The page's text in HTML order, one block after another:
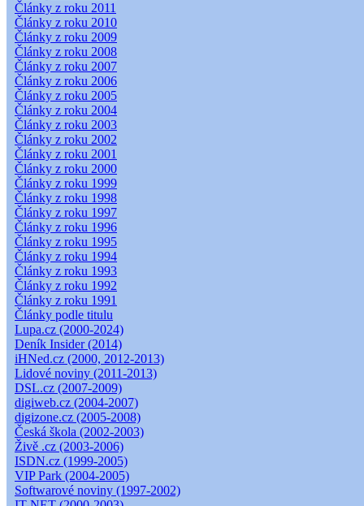
Články z roku 2011
Články z roku 2010
Články z roku 2009
Články z roku 2008
Články z roku 2007
Články z roku 2006
Články z roku 2005
Články z roku 2004
Články z roku 2003
Články z roku 2002
Články z roku 2001
Články z roku 2000
Články z roku 1999
Články z roku 1998
Články z roku 1997
Články z roku 1996
Články z roku 1995
Články z roku 1994
Články z roku 1993
Články z roku 1992
Články z roku 1991
Články podle titulu
Lupa.cz (2000-2024)
Deník Insider (2014)
iHNed.cz (2000, 2012-2013)
Lidové noviny (2011-2013)
DSL.cz (2007-2009)
digiweb.cz (2004-2007)
digizone.cz (2005-2008)
Česká škola (2002-2003)
Živě .cz (2003-2006)
ISDN.cz (1999-2005)
VIP Park (2004-2005)
Softwarové noviny (1997-2002)